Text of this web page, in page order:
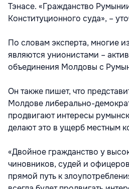
Тэнасе. «Гражданство
Конституционного суда», –
По словам эксперта, многие
являются унионистами –
объединения Молдовы с
Он также пишет, что
Молдове либерально-
продвигают интересы
делают это в ущерб местным
«Двойное гражданство у
чиновников, судей и
прямой путь к